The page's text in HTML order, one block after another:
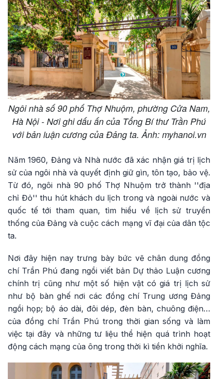
Ngôi nhà số 90 phố Thợ Nhuộm, phường Cửa Nam,
Hà Nội - Nơi ghi dấu ấn của Tổng Bí thư Trần Phú
với bản luận cương của Đảng ta. Ảnh: myhanoi.vn
Năm 1960, Đảng và Nhà nước đã xác nhận giá trị lịch
sử của ngôi nhà và quyết định giữ gìn, tôn tạo, bảo vệ.
Từ đó, ngôi nhà 90 phố Thợ Nhuộm trở thành ''địa
chỉ Đỏ'' thu hút khách du lịch trong và ngoài nước và
quốc tế tới tham quan, tìm hiểu về lịch sử truyền
thống của Đảng và cuộc cách mạng vĩ đại của dân tộc
ta.
Nơi đây hiện nay trưng bày bức vẽ chân dung đồng
chí Trần Phú đang ngồi viết bản Dự thảo Luận cương
chính trị cũng như một số hiện vật có giá trị lịch sử
như bộ bàn ghế nơi các đồng chí Trung ương Đảng
ngồi họp; bộ áo dài, đôi dép, đèn bàn, chuông điện…
của đồng chí Trần Phú trong thời gian sống và làm
việc tại đây và những tư liệu thể hiện quá trình hoạt
động cách mạng của ông trong thời kì tiền khởi nghĩa.